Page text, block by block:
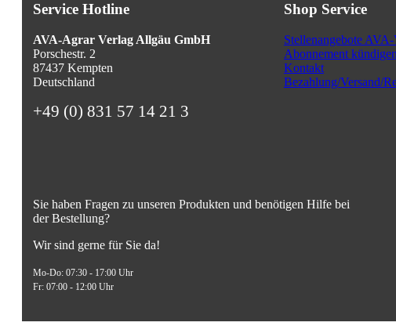
Service Hotline
AVA-Agrar Verlag Allgäu GmbH
Porschestr. 2
87437 Kempten
Deutschland
+49 (0) 831 57 14 21 3
Shop Service
Stellenangebote
Abonnement kündigen
Kontakt
Bezahlung/Versand/
Sie haben Fragen zu unseren Produkten und benötigen Hilfe bei
der Bestellung?
Wir sind gerne für Sie da!
Mo-Do: 07:30 - 17:00 Uhr
Fr: 07:00 - 12:00 Uhr